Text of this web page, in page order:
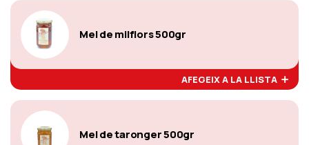
Mel de milflors 500gr
AFEGEIX A LA LLISTA
Mel de taronger 500gr